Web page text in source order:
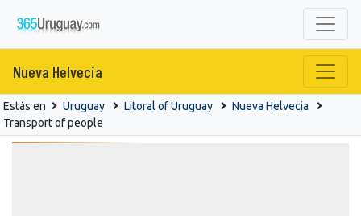
Nueva Helvecia
Estás en Uruguay Litoral of Uruguay
Nueva Helvecia
Transport of people